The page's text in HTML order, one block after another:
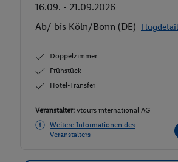
16.09. - 21.09.2026
Ab/ bis Köln/Bonn (DE)
Doppelzimmer
Frühstück
Hotel-Transfer
Veranstalter: vtours international AG
Weitere Informationen des
Veranstalters